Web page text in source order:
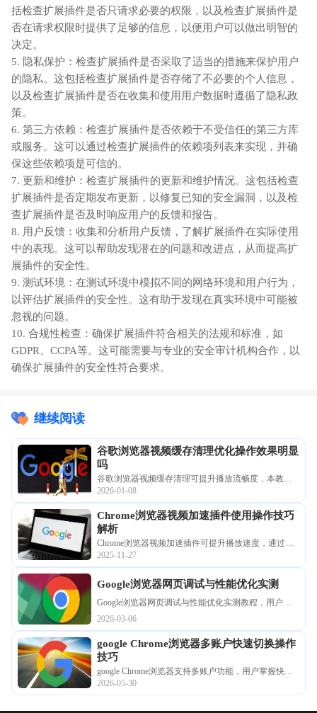
括检查扩展插件是否只请求必要的权限，以及检查扩展插件是
否在请求权限时提供了足够的信息，以便用户可以做出明智的
决定。
5. 隐私保护：检查扩展插件是否采取了适当的措施来保护用户
的隐私。这包括检查扩展插件是否存储了不必要的个人信息，
以及检查扩展插件是否在收集和使用用户数据时遵循了隐私政
策。
6. 第三方依赖：检查扩展插件是否依赖于不受信任的第三方库
或服务。这可以通过检查扩展插件的依赖项列表来实现，并确
保这些依赖项是可信的。
7. 更新和维护：检查扩展插件的更新和维护情况。这包括检查
扩展插件是否定期发布更新，以修复已知的安全漏洞，以及检
查扩展插件是否及时响应用户的反馈和报告。
8. 用户反馈：收集和分析用户反馈，了解扩展插件在实际使用
中的表现。这可以帮助发现潜在的问题和改进点，从而提高扩
展插件的安全性。
9. 测试环境：在测试环境中模拟不同的网络环境和用户行为，
以评估扩展插件的安全性。这有助于发现在真实环境中可能被
忽视的问题。
10. 合规性检查：确保扩展插件符合相关的法规和标准，如
GDPR、CCPA等。这可能需要与专业的安全审计机构合作，以
确保扩展插件的安全性符合要求。
继续阅读
谷歌浏览器视频缓存清理优化操作效果明显
吗
谷歌浏览器视频缓存清理可提升播放流畅度，本教程
分享优化操作方法和实测技巧，帮助用户提升视频播
放体验。
2026-01-08
Chrome浏览器视频加速插件使用操作技巧
解析
Chrome浏览器视频加速插件可提升播放速度，通过操
作技巧解析可优化插件使用，改善视频观看的流畅度
和稳定性。
2025-11-27
Google浏览器网页调试与性能优化实测
Google浏览器网页调试与性能优化实测教程，用户可
以分析网页性能瓶颈并进行优化，提高开发效率和网
页运行速度，同时增强浏览体验和操作便捷性。
2026-03-06
google Chrome浏览器多账户快速切换操作
技巧
google Chrome浏览器支持多账户功能，用户掌握快速
切换操作技巧后可实现高效登录，便捷管理多个账
2026-05-30